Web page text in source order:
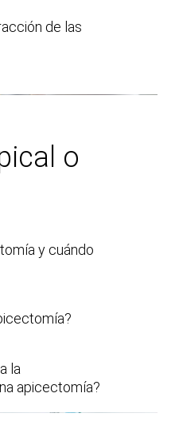
de las
o
y cuándo
la
apicectomía?